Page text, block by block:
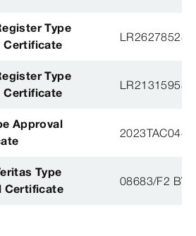
Type
Certificate
Type
Certificate
Approval
2023TAC044
Type
Certificate
08683/F2 BV